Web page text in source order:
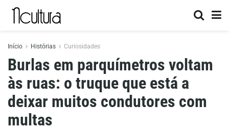
Início Histórias Curiosidades
Burlas em parquímetros voltam
às ruas: o truque que está a
deixar muitos condutores com
multas